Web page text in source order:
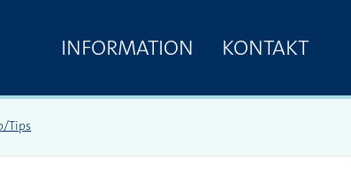
INFORMATION KONTAKT
Tips